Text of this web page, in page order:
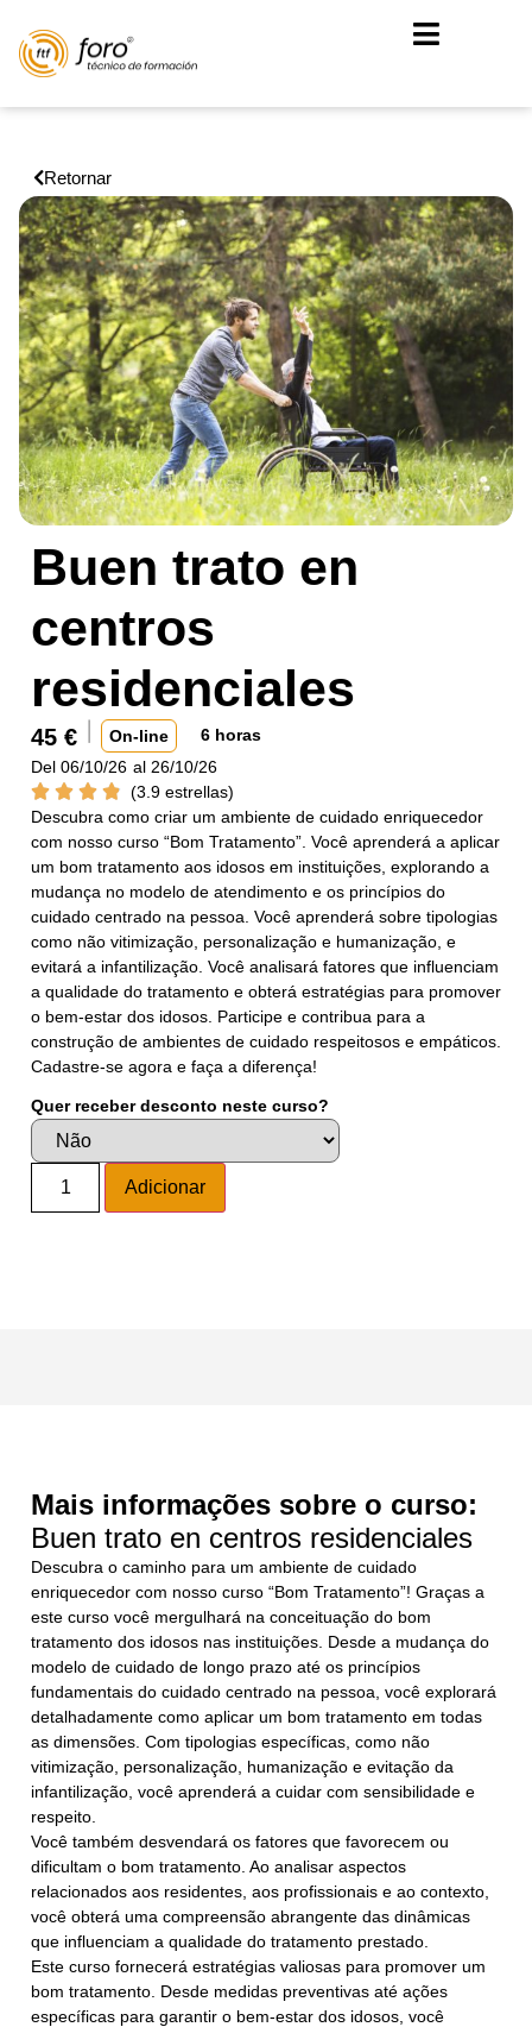
Retornar
Buen trato en
centros
residenciales
45 € On-line
6 horas
Del 06/10/26 al 26/10/26
(3.9 estrellas)
Descubra como criar um ambiente de cuidado enriquecedor
com nosso curso “Bom Tratamento”. Você aprenderá a aplicar
um bom tratamento aos idosos em instituições, explorando a
mudança no modelo de atendimento e os princípios do
cuidado centrado na pessoa. Você aprenderá sobre tipologias
como não vitimização, personalização e humanização, e
evitará a infantilização. Você analisará fatores que influenciam
a qualidade do tratamento e obterá estratégias para promover
o bem-estar dos idosos. Participe e contribua para a
construção de ambientes de cuidado respeitosos e empáticos.
Cadastre-se agora e faça a diferença!
Quer receber desconto neste curso?
Adicionar
Mais informações sobre o curso:
Buen trato en centros residenciales
Descubra o caminho para um ambiente de cuidado
enriquecedor com nosso curso “Bom Tratamento”! Graças a
este curso você mergulhará na conceituação do bom
tratamento dos idosos nas instituições. Desde a mudança do
modelo de cuidado de longo prazo até os princípios
fundamentais do cuidado centrado na pessoa, você explorará
detalhadamente como aplicar um bom tratamento em todas
as dimensões. Com tipologias específicas, como não
vitimização, personalização, humanização e evitação da
infantilização, você aprenderá a cuidar com sensibilidade e
respeito.
Você também desvendará os fatores que favorecem ou
dificultam o bom tratamento. Ao analisar aspectos
relacionados aos residentes, aos profissionais e ao contexto,
você obterá uma compreensão abrangente das dinâmicas
que influenciam a qualidade do tratamento prestado.
Este curso fornecerá estratégias valiosas para promover um
bom tratamento. Desde medidas preventivas até ações
específicas para garantir o bem-estar dos idosos, você